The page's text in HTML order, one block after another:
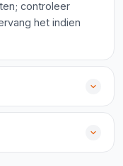
controleer
het indien